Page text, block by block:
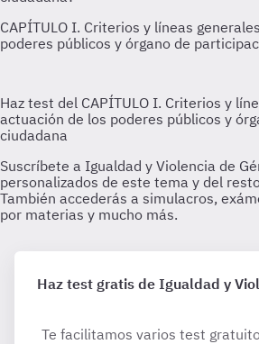
Haz test gratis de Igualdad y
Te facilitamos varios test